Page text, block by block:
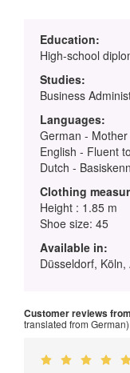
Education:
High-school
Studies:
Business
Languages:
German -
English - Fluent
Dutch -
Clothing
Height : 1.85 m
Shoe size: 45
Available in:
Düsseldorf,
Customer reviews
translated from German)